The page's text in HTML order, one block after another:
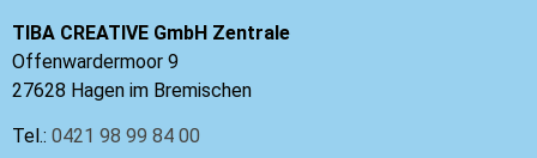
TIBA CREATIVE GmbH Zentrale
Offenwardermoor 9
27628 Hagen im Bremischen
Tel.: 0421 98 99 84 00